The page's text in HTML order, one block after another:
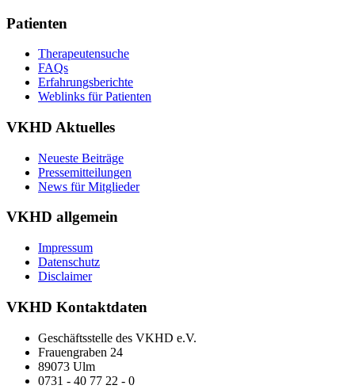
Patienten
Therapeutensuche
FAQs
Erfahrungsberichte
Weblinks für Patienten
VKHD Aktuelles
Neueste Beiträge
Pressemitteilungen
News für Mitglieder
VKHD allgemein
Impressum
Datenschutz
Disclaimer
VKHD Kontaktdaten
Geschäftsstelle des VKHD e.V.
Frauengraben 24
89073 Ulm
0731 - 40 77 22 - 0